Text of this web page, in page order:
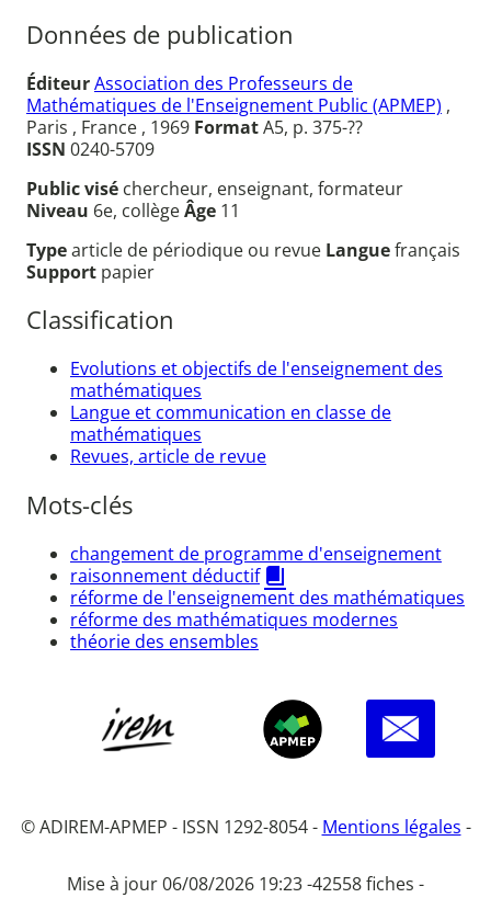
Données de publication
ÉditeurAssociation des Professeurs de
Mathématiques de l'Enseignement Public (APMEP) ,
Paris , France , 1969 FormatA5, p. 375-??
ISSN 0240-5709
Public visé chercheur, enseignant, formateur
Niveau 6e, collègeÂge 11
Typearticle de périodique ou revue Languefrançais
Support papier
Classification
Evolutions et objectifs de l'enseignement des
mathématiques
Langue et communication en classe de
mathématiques
Revues, article de revue
Mots-clés
changement de programme d'enseignement
raisonnement déductif
réforme de l'enseignement des mathématiques
réforme des mathématiques modernes
théorie des ensembles
© ADIREM-APMEP - ISSN 1292-8054 - Mentions légales -
Mise à jour 06/08/2026 19:23 -42558 fiches -